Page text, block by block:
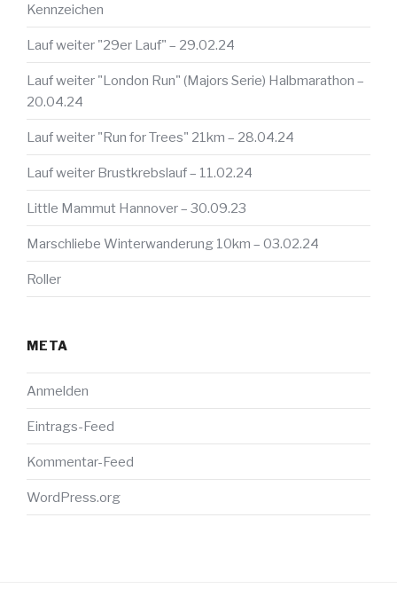
Kennzeichen
Lauf weiter "29er Lauf" – 29.02.24
Lauf weiter "London Run" (Majors Serie) Halbmarathon –
20.04.24
Lauf weiter "Run for Trees" 21km – 28.04.24
Lauf weiter Brustkrebslauf – 11.02.24
Little Mammut Hannover – 30.09.23
Marschliebe Winterwanderung 10km – 03.02.24
Roller
META
Anmelden
Eintrags-Feed
Kommentar-Feed
WordPress.org